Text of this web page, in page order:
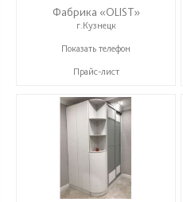
Фабрика «OLIST»
г.Кузнецк
+7 937 412 77 79
Показать телефон
Прайс-лист